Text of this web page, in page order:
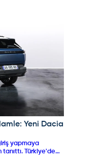
Yeni Dacia
yapmaya
tanıttı. Türkiye'de
öne